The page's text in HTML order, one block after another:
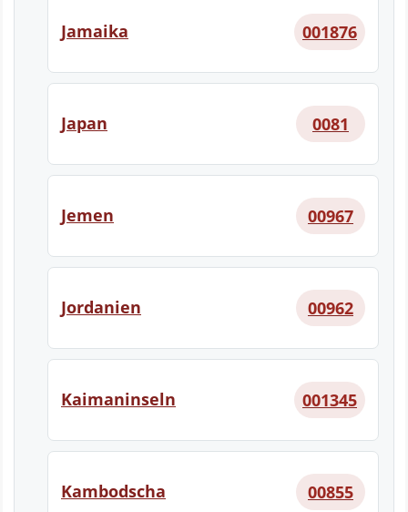
Jamaika 001876
Japan 0081
Jemen 00967
Jordanien 00962
Kaimaninseln 001345
Kambodscha 00855